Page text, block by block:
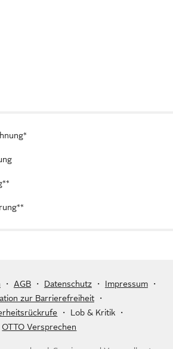
・ AGB ・ Datenschutz ・ Impressum
・
zur Barrierefreiheit
・
・ Lob & Kritik
・
OTTO Versprechen